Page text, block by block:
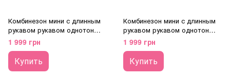
Комбинезон мини с длинным
рукавом рукавом однотон
(черный)
1 999 грн
Купить
Комбинезон мини с длинным
рукавом рукавом однотон
(мокко)
1 999 грн
Купить